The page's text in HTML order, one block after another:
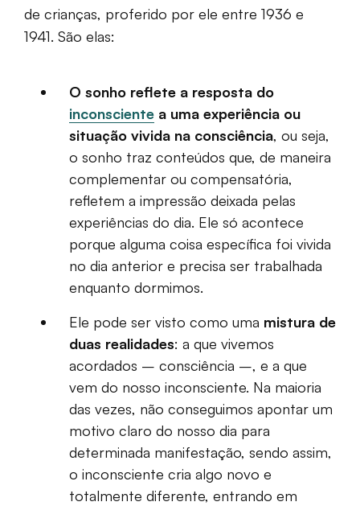
de crianças, proferido por ele entre 1936 e
1941. São elas:
O sonho reflete a resposta do
inconsciente a uma experiência ou
situação vivida na consciência, ou seja,
o sonho traz conteúdos que, de maneira
complementar ou compensatória,
refletem a impressão deixada pelas
experiências do dia. Ele só acontece
porque alguma coisa específica foi vivida
no dia anterior e precisa ser trabalhada
enquanto dormimos.
Ele pode ser visto como uma mistura de
duas realidades: a que vivemos
acordados – consciência –, e a que
vem do nosso inconsciente. Na maioria
das vezes, não conseguimos apontar um
motivo claro do nosso dia para
determinada manifestação, sendo assim,
o inconsciente cria algo novo e
totalmente diferente, entrando em